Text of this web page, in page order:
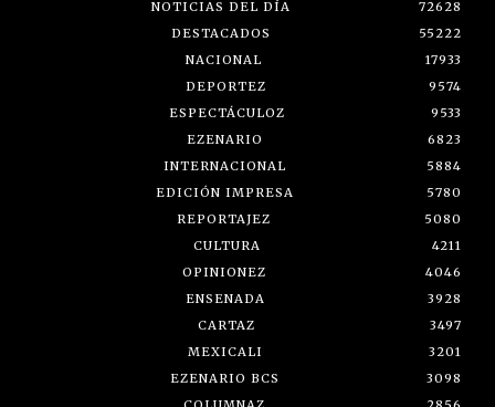
NOTICIAS DEL DÍA
72628
DESTACADOS
55222
NACIONAL
17933
DEPORTEZ
9574
ESPECTÁCULOZ
9533
EZENARIO
6823
INTERNACIONAL
5884
EDICIÓN IMPRESA
5780
REPORTAJEZ
5080
CULTURA
4211
OPINIONEZ
4046
ENSENADA
3928
CARTAZ
3497
MEXICALI
3201
EZENARIO BCS
3098